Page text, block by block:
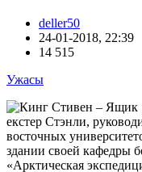
deller50
24-01-2018, 22:39
14 515
Ужасы
екстер Стэнли,
восточных
здании своей кафедры
«Арктическая